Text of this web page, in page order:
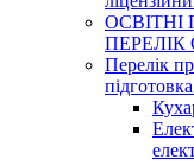
ОСВІТНІ
ПЕРЕЛІК
Перелік